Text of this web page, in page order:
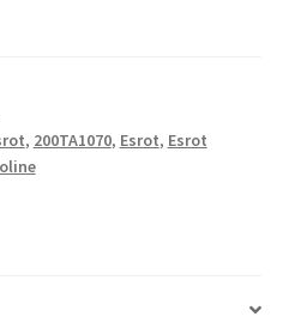
, 200TA1070, Esrot, Esrot